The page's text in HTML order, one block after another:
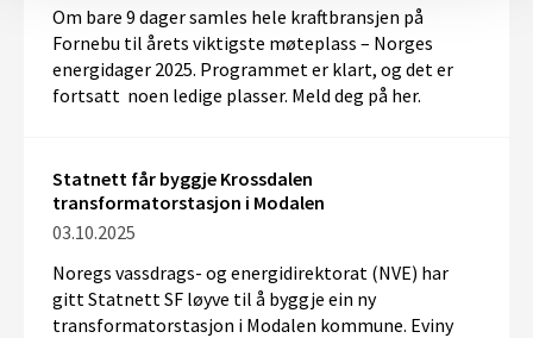
Om bare 9 dager samles hele kraftbransjen på
Fornebu til årets viktigste møteplass – Norges
energidager 2025. Programmet er klart, og det er
fortsatt noen ledige plasser. Meld deg på her.
Statnett får byggje Krossdalen
transformatorstasjon i Modalen
03.10.2025
Noregs vassdrags- og energidirektorat (NVE) har
gitt Statnett SF løyve til å byggje ein ny
transformatorstasjon i Modalen kommune. Eviny